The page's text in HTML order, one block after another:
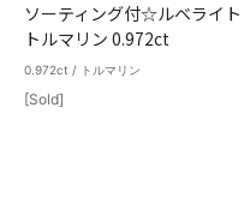
ソーティング付☆ルベライト
トルマリン 0.972ct
0.972ct / トルマリン
[Sold]